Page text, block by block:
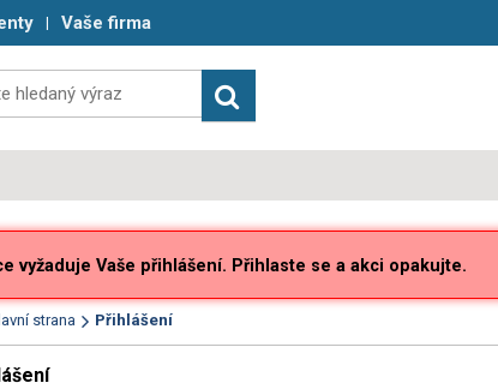
Vaše firma
vyžaduje Vaše přihlášení. Přihlaste se a akci opakujte.
strana Přihlášení